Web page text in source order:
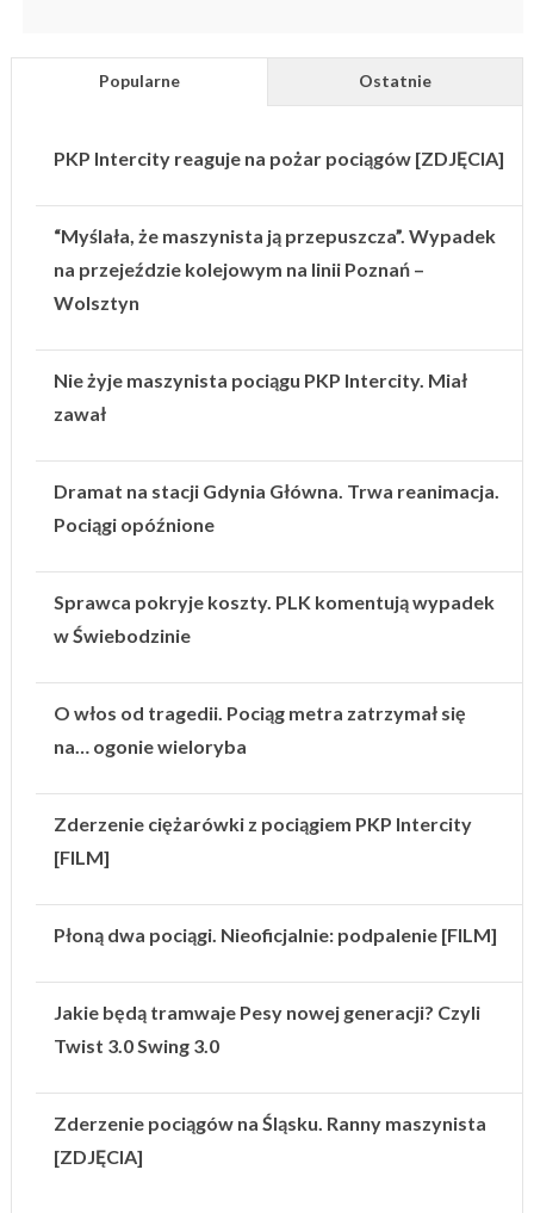
Popularne Ostatnie
PKP Intercity reaguje na pożar pociągów [ZDJĘCIA]
“Myślała, że maszynista ją przepuszcza”. Wypadek
na przejeździe kolejowym na linii Poznań –
Wolsztyn
Nie żyje maszynista pociągu PKP Intercity. Miał
zawał
Dramat na stacji Gdynia Główna. Trwa reanimacja.
Pociągi opóźnione
Sprawca pokryje koszty. PLK komentują wypadek
w Świebodzinie
O włos od tragedii. Pociąg metra zatrzymał się
na… ogonie wieloryba
Zderzenie ciężarówki z pociągiem PKP Intercity
[FILM]
Płoną dwa pociągi. Nieoficjalnie: podpalenie [FILM]
Jakie będą tramwaje Pesy nowej generacji? Czyli
Twist 3.0 Swing 3.0
Zderzenie pociągów na Śląsku. Ranny maszynista
[ZDJĘCIA]